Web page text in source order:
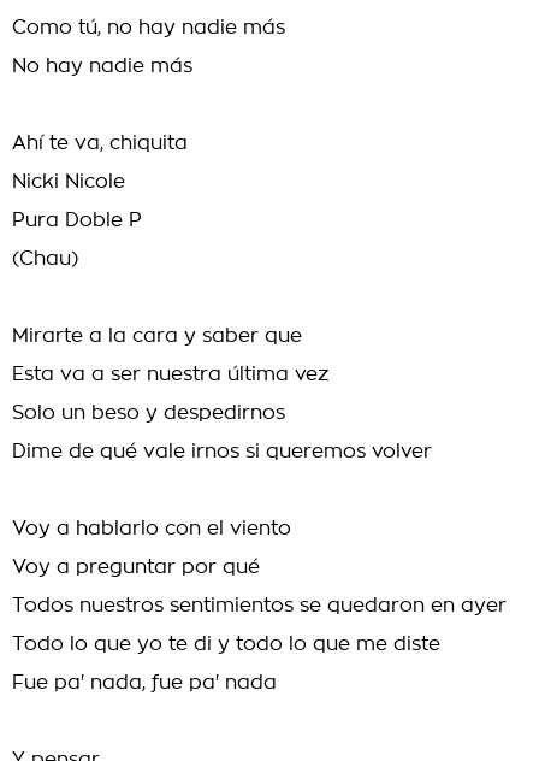
Como tú, no hay nadie más
No hay nadie más
Ahí te va, chiquita
Nicki Nicole
Pura Doble P
(Chau)
Mirarte a la cara y saber que
Esta va a ser nuestra última vez
Solo un beso y despedirnos
Dime de qué vale irnos si queremos volver
Voy a hablarlo con el viento
Voy a preguntar por qué
Todos nuestros sentimientos se quedaron en ayer
Todo lo que yo te di y todo lo que me diste
Fue pa' nada, fue pa' nada